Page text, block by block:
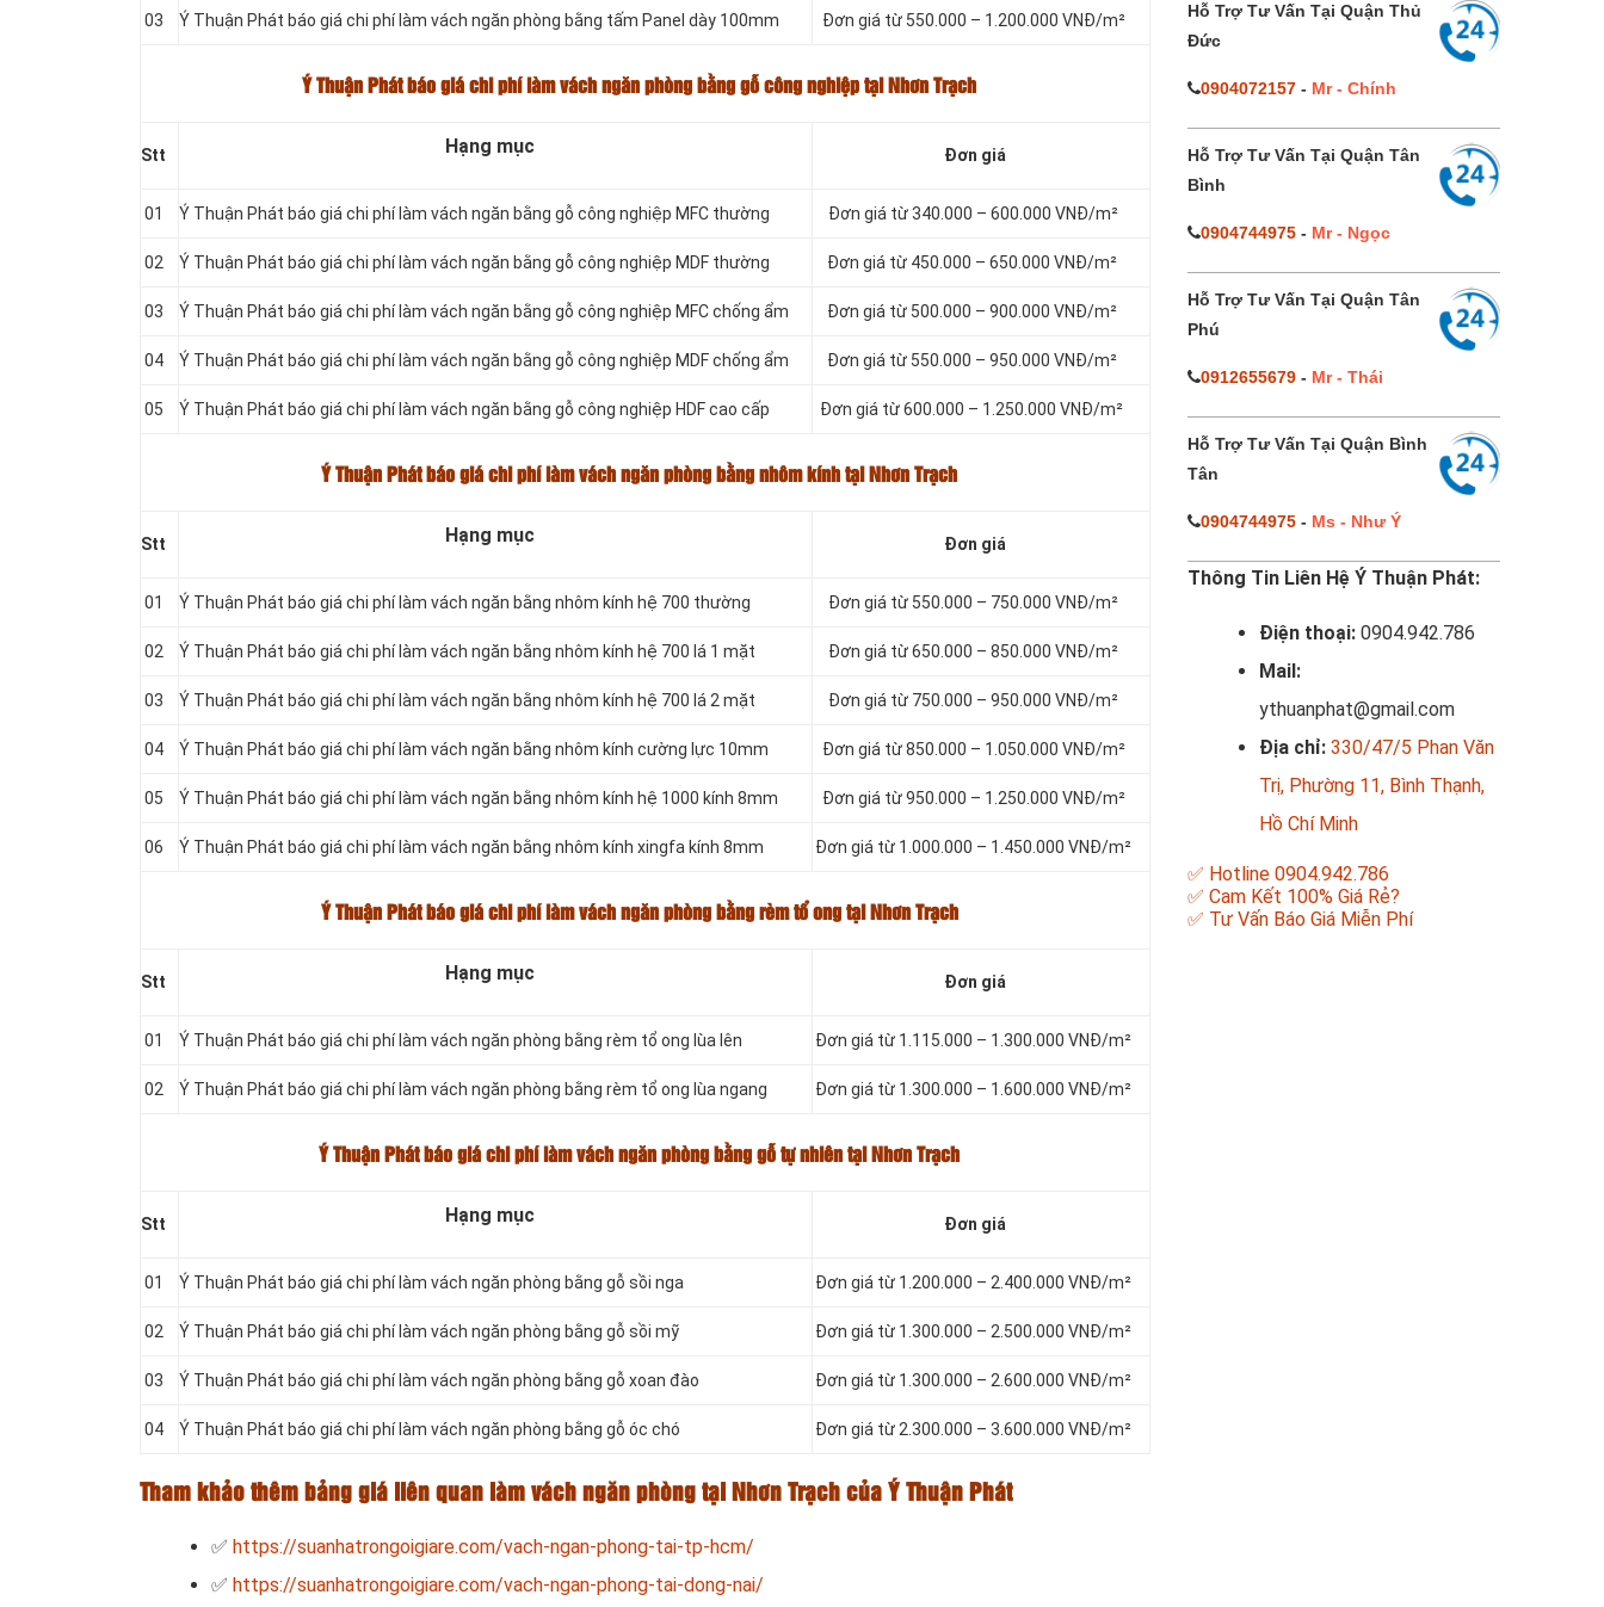
03 Ý Thuận Phát báo giá chi phí làm vách ngăn phòng bằng tấm Panel dày 100mm Đơn giá từ 550.000 – 1.200.000 VNĐ/m²
Ý Thuận Phát báo giá chi phí làm vách ngăn phòng bằng gỗ công nghiệp tại Nhơn Trạch
Stt Hạng mục Đơn giá
01 Ý Thuận Phát báo giá chi phí làm vách ngăn bằng gỗ công nghiệp MFC thường Đơn giá từ 340.000 – 600.000 VNĐ/m²
02 Ý Thuận Phát báo giá chi phí làm vách ngăn bằng gỗ công nghiệp MDF thường Đơn giá từ 450.000 – 650.000 VNĐ/m²
03 Ý Thuận Phát báo giá chi phí làm vách ngăn bằng gỗ công nghiệp MFC chống ẩm Đơn giá từ 500.000 – 900.000 VNĐ/m²
04 Ý Thuận Phát báo giá chi phí làm vách ngăn bằng gỗ công nghiệp MDF chống ẩm Đơn giá từ 550.000 – 950.000 VNĐ/m²
05 Ý Thuận Phát báo giá chi phí làm vách ngăn bằng gỗ công nghiệp HDF cao cấp Đơn giá từ 600.000 – 1.250.000 VNĐ/m²
Ý Thuận Phát báo giá chi phí làm vách ngăn phòng bằng nhôm kính tại Nhơn Trạch
Stt Hạng mục Đơn giá
01 Ý Thuận Phát báo giá chi phí làm vách ngăn bằng nhôm kính hệ 700 thường Đơn giá từ 550.000 – 750.000 VNĐ/m²
02 Ý Thuận Phát báo giá chi phí làm vách ngăn bằng nhôm kính hệ 700 lá 1 mặt Đơn giá từ 650.000 – 850.000 VNĐ/m²
03 Ý Thuận Phát báo giá chi phí làm vách ngăn bằng nhôm kính hệ 700 lá 2 mặt Đơn giá từ 750.000 – 950.000 VNĐ/m²
04 Ý Thuận Phát báo giá chi phí làm vách ngăn bằng nhôm kính cường lực 10mm Đơn giá từ 850.000 – 1.050.000 VNĐ/m²
05 Ý Thuận Phát báo giá chi phí làm vách ngăn bằng nhôm kính hệ 1000 kính 8mm Đơn giá từ 950.000 – 1.250.000 VNĐ/m²
06 Ý Thuận Phát báo giá chi phí làm vách ngăn bằng nhôm kính xingfa kính 8mm Đơn giá từ 1.000.000 – 1.450.000 VNĐ/m²
Ý Thuận Phát báo giá chi phí làm vách ngăn phòng bằng rèm tổ ong tại Nhơn Trạch
Stt Hạng mục Đơn giá
01 Ý Thuận Phát báo giá chi phí làm vách ngăn phòng bằng rèm tổ ong lùa lên Đơn giá từ 1.115.000 – 1.300.000 VNĐ/m²
02 Ý Thuận Phát báo giá chi phí làm vách ngăn phòng bằng rèm tổ ong lùa ngang Đơn giá từ 1.300.000 – 1.600.000 VNĐ/m²
Ý Thuận Phát báo giá chi phí làm vách ngăn phòng bằng gỗ tự nhiên tại Nhơn Trạch
Stt Hạng mục Đơn giá
01 Ý Thuận Phát báo giá chi phí làm vách ngăn phòng bằng gỗ sồi nga Đơn giá từ 1.200.000 – 2.400.000 VNĐ/m²
02 Ý Thuận Phát báo giá chi phí làm vách ngăn phòng bằng gỗ sồi mỹ Đơn giá từ 1.300.000 – 2.500.000 VNĐ/m²
03 Ý Thuận Phát báo giá chi phí làm vách ngăn phòng bằng gỗ xoan đào Đơn giá từ 1.300.000 – 2.600.000 VNĐ/m²
04 Ý Thuận Phát báo giá chi phí làm vách ngăn phòng bằng gỗ óc chó Đơn giá từ 2.300.000 – 3.600.000 VNĐ/m²
Tham khảo thêm bảng giá liên quan làm vách ngăn phòng tại Nhơn Trạch của Ý Thuận Phát
✅ https://suanhatrongoigiare.com/vach-ngan-phong-tai-tp-hcm/
✅ https://suanhatrongoigiare.com/vach-ngan-phong-tai-dong-nai/
Hỗ Trợ Tư Vấn Tại Quận Thủ
Đức
0904072157- Mr - Chính
Hỗ Trợ Tư Vấn Tại Quận Tân
Bình
0904744975- Mr - Ngọc
Hỗ Trợ Tư Vấn Tại Quận Tân
Phú
0912655679- Mr - Thái
Hỗ Trợ Tư Vấn Tại Quận Bình
Tân
0904744975- Ms - Như Ý
Thông Tin Liên Hệ Ý Thuận Phát:
Điện thoại: 0904.942.786
Mail:
ythuanphat@gmail.com
Địa chỉ: 330/47/5 Phan Văn
Trị, Phường 11, Bình Thạnh,
Hồ Chí Minh
✅ Hotline 0904.942.786
✅ Cam Kết 100% Giá Rẻ?
✅ Tư Vấn Báo Giá Miễn Phí